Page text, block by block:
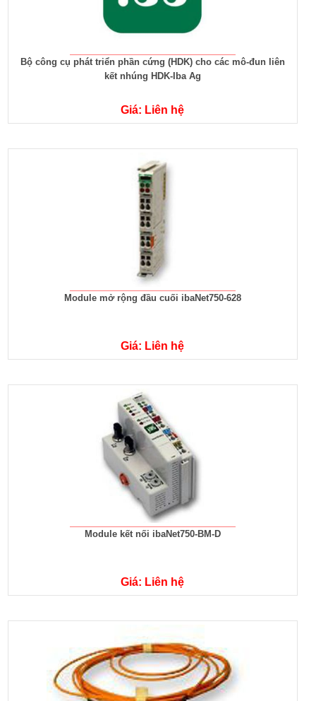
Bộ công cụ phát triển phần cứng (HDK) cho các mô-đun liên
kết nhúng HDK-Iba Ag
Giá: Liên hệ
Module mở rộng đầu cuối ibaNet750-628
Giá: Liên hệ
Module kết nối ibaNet750-BM-D
Giá: Liên hệ